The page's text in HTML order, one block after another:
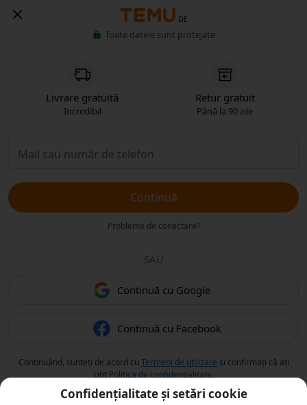
DE
Toate datele sunt protejate
Livrare gratuită
Incredibil
Retur gratuit
Până la 90 zile
Continuă
Probleme de conectare?
SAU
Continuă cu Google
Continuă cu Facebook
Continuând, sunteți de acord cu Termeni de utilizare și confirmați că ați
citit Politica de confidențialitate.
Confidențialitate și setări cookie